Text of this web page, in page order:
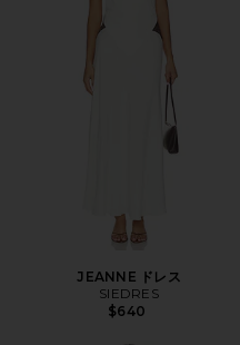
JEANNE ドレス
SIEDRES
$640